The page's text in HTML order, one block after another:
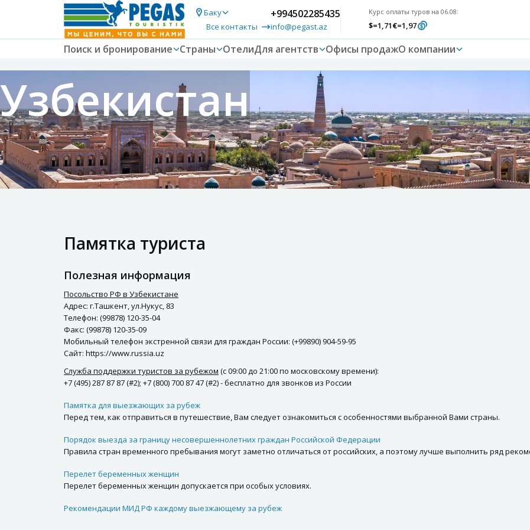
Баку
Все контакты
+994502285435
info@pegast.az
Курс оплаты туров на 06.08:
$=1,71€=1,97
Поиск и бронирование Страны ОтелиДля агентств Офисы продажО компании
Узбекистан
Памятка туриста
Полезная информация
Посольство РФ в Узбекистане
Адрес: г.Ташкент, ул.Нукус, 83
Телефон: (99878) 120-35-04
Факс: (99878) 120-35-09
Мобильный телефон экстренной связи для граждан России: (+99890) 904-59-95
Сайт: https://www.russia.uz
Служба поддержки туристов за рубежом (с 09:00 до 21:00 по московскому времени):
+7 (495) 287 87 87 (#2); +7 (800) 700 87 47 (#2) - бесплатно для звонков из России
Памятка для выезжающих за рубеж
Перед тем, как отправиться в путешествие, Вам следует ознакомиться с особенностями выбранной Вами страны.
Порядок выезда за границу несовершеннолетних граждан Российской Федерации
Правила стран временного пребывания могут заметно отличаться от российских, а поэтому лучше выполнить ряд
Перелет беременных женщин
Перелет беременных женщин допускается при особых условиях.
Рекомендации МИД РФ каждому выезжающему за рубеж